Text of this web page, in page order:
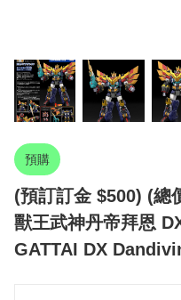
預購
(預訂訂金 $500) (總
獸王武神丹帝拜恩
GATTAI DX